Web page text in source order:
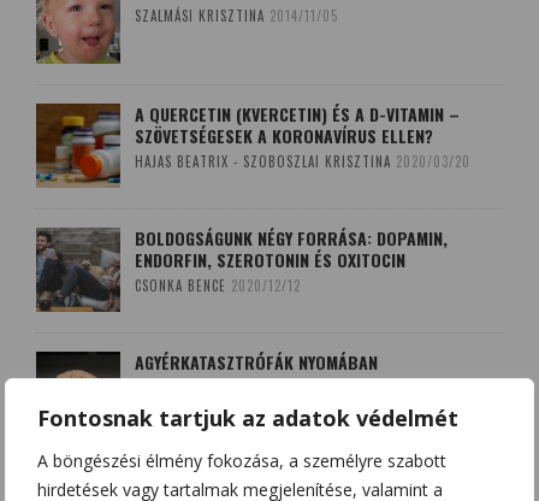
Fontosnak tartjuk az adatok védelmét
A böngészési élmény fokozása, a személyre szabott
hirdetések vagy tartalmak megjelenítése, valamint a
SZALMÁSI KRISZTINA 2014/11/05
A QUERCETIN (KVERCETIN) ÉS A D-VITAMIN –
SZÖVETSÉGESEK A KORONAVÍRUS ELLEN?
HAJAS BEATRIX - SZOBOSZLAI KRISZTINA 2020/03/20
BOLDOGSÁGUNK NÉGY FORRÁSA: DOPAMIN,
ENDORFIN, SZEROTONIN ÉS OXITOCIN
CSONKA BENCE 2020/12/12
AGYÉRKATASZTRÓFÁK NYOMÁBAN
A LEKOPOGÁS BABONÁJA